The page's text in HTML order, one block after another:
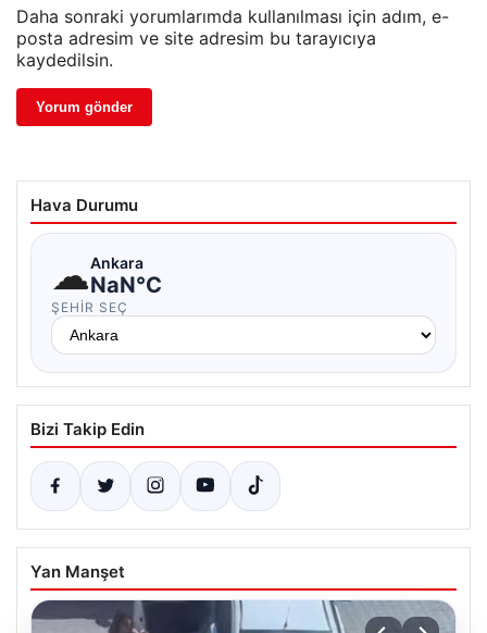
Daha sonraki yorumlarımda kullanılması için adım, e-
posta adresim ve site adresim bu tarayıcıya
kaydedilsin.
Hava Durumu
☁Ankara
NaN°C
ŞEHIR SEÇ
Bizi Takip Edin
Yan Manşet